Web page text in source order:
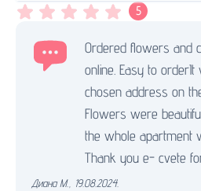
5
Ordered flowers and
online. Easy to
chosen address on
Flowers were
the whole apartment
Thank you e- cvete
Диана М.
19.08.2024.